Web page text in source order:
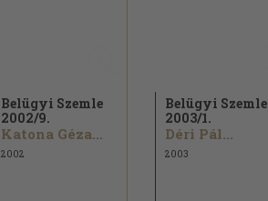
Belügyi Szemle
2002/9.
Katona Géza...
2002
Belügyi Szemle
2003/1.
Déri Pál...
2003